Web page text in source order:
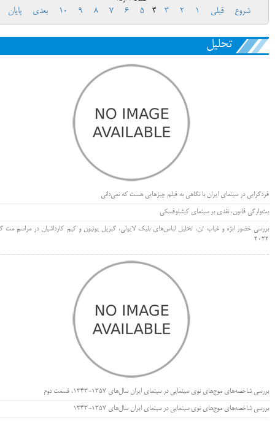
شروع قبلی 1
2
3
4
5
6
7
8
9
10 بعدی پایان
تحلیل
فردگرایی در سینمای ایران با نگاهی به فیلم چیزهایی هست که نمی‌دانی
بت‌وارگی قانون، نقدی بر سینمای کیشلوفسکی
بررسی حضور ابژه و غیاب تن، تحلیل لباس‌های بلیک لایولی، گبریل یونیون و کیم کارداشیان در مراسم مت
۲۰۲۲
بررسی شاخصه‌های موج‌های نوی سینمایی در سینمای ایران سال‌های 1357-1343، قسمت دوم
بررسی شاخصه‌های موج‌های نوی سینمایی در سینمای ایران سال‌های 1357-1343